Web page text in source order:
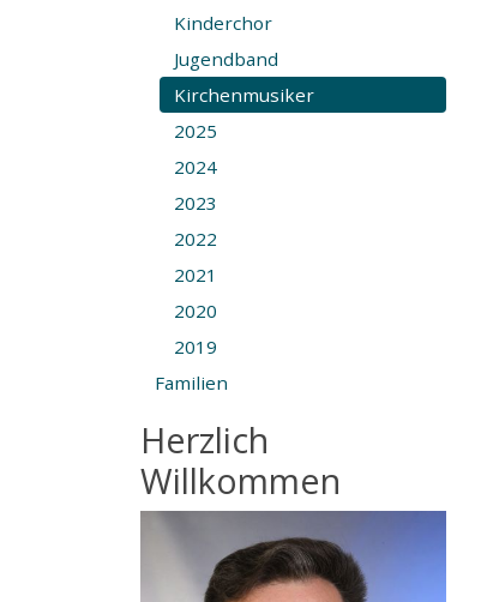
Kinderchor
Jugendband
Kirchenmusiker
2025
2024
2023
2022
2021
2020
2019
Familien
Herzlich
Willkommen